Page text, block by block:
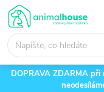
Přejít
na
obsah
DOPRAVA ZDARMA